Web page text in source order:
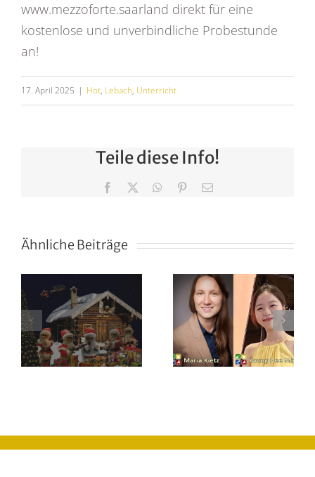
www.mezzoforte.saarland direkt für eine
kostenlose und unverbindliche Probestunde
an!
17. April 2025 | Hot, Lebach, Unterricht
Teile diese Info!
Facebook WhatsApp
Pinterest
E-
Ähnliche Beiträge
Kolleginnen
im Team –
Unterrichtsangebot
wird
Endlich
wieder
Schüler auf
der Bühne!